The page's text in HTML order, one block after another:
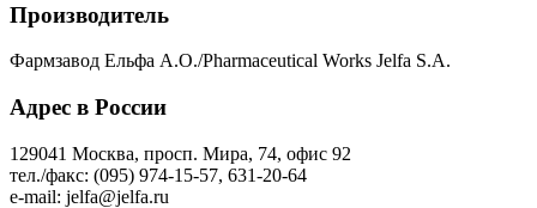
Производитель
Фармзавод Ельфа А.О./Pharmaceutical Works Jelfa S.A.
Адрес в России
129041 Москва, просп. Мира, 74, офис 92
тел./факс: (095) 974-15-57, 631-20-64
e-mail: jelfa@jelfa.ru